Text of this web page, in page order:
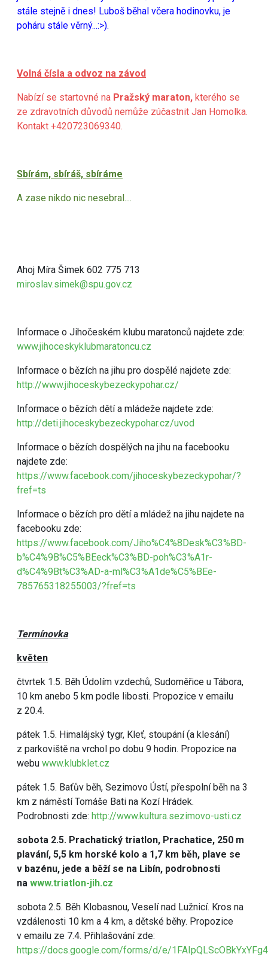
stále stejně i dnes! Luboš běhal včera hodinovku, je
poháru stále věrný...:>).
Volná čísla a odvoz na závod
Nabízí se startovné na Pražský maraton, kterého se
ze zdravotních důvodů nemůže zúčastnit Jan Homolka.
Kontakt +420723069340.
Sbírám, sbíráš, sbíráme
A zase nikdo nic nesebral....
Ahoj Míra Šimek 602 775 713
miroslav.simek@spu.gov.cz
Informace o Jihočeském klubu maratonců najdete zde:
www.jihoceskyklubmaratoncu.cz
Informace o bězích na jihu pro dospělé najdete zde:
http://www.jihoceskybezeckypohar.cz/
Informace o bězích dětí a mládeže najdete zde:
http://deti.jihoceskybezeckypohar.cz/uvod
Informace o bězích dospělých na jihu na facebooku
najdete zde:
https://www.facebook.com/jihoceskybezeckypohar/?
fref=ts
Informace o bězích pro dětí a mládež na jihu najdete na
facebooku zde:
https://www.facebook.com/Jiho%C4%8Desk%C3%BD-
b%C4%9B%C5%BEeck%C3%BD-poh%C3%A1r-
d%C4%9Bt%C3%AD-a-ml%C3%A1de%C5%BEe-
785765318255003/?fref=ts
Termínovka
květen
čtvrtek 1.5. Běh Údolím vzdechů, Sudoměřice u Tábora,
10 km anebo 5 km podle libosti. Propozice v emailu
z 20.4.
pátek 1.5. Himalájský tygr, Kleť, stoupání (a klesání)
z parkoviště na vrchol po dobu 9 hodin. Propozice na
webu www.klubklet.cz
pátek 1.5. Baťův běh, Sezimovo Ústí, přespolní běh na 3
km z náměstí Tomáše Bati na Kozí Hrádek.
Podrobnosti zde: http://www.kultura.sezimovo-usti.cz
sobota 2.5. Prachatický triatlon, Prachatice, 250 m
plavání, 5,5 km horské kolo a 1,7 km běh, plave se
v bazénu, jede a běží se na Libín, podrobnosti
na www.triatlon-jih.cz
sobota 2.5. Běh Klobasnou, Veselí nad Lužnicí. Kros na
vzdálenosti 10 km a 4 km, a dětské běhy. Propozice
v emailu ze 7.4. Přihlašování zde:
https://docs.google.com/forms/d/e/